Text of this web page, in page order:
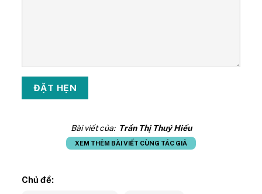
Bài viết của: Trần Thị Thuý Hiếu
XEM THÊM BÀI VIẾT CÙNG TÁC GIẢ
Chủ đề: